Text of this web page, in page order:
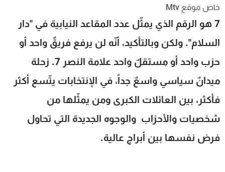
خاص موقع Mtv
7 هو الرقم الذي يمثّل عدد المقاعد النيابية في "دار
السلام". ولكن وبالتأكيد، أنّه لن يرفع فريقٌ واحد أو
حزب واحد أو مستقلٌ واحد علامة النصر 7. زحلة
ميدانٌ سياسي واسعٌ جداً، في الإنتخابات يتّسع أكثر
فأكثر، بين العائلات الكبرى ومن يمثّلها من
شخصيات والأحزاب والوجوه الجديدة التي تحاول
فرض نفسها بين أبراج عالية.
شاهد البرامج
الترددات
عن MTV
الإنـتـاج
لاعلاناتكم
وظائف
تواصل معنا
شروط الإسـتخدام
سياسة الخصوصية